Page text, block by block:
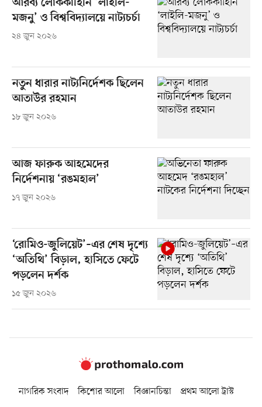
আরব্য লোককাহিনি ‘লাইলি-
মজনু’ ও বিশ্ববিদ্যালয়ে নাট্যচর্চা
২৪ জুন ২০২৬
নতুন ধারার নাট্যনির্দেশক ছিলেন
আতাউর রহমান
১৮ জুন ২০২৬
আজ ফারুক আহমেদের
নির্দেশনায় ‘রঙমহাল’
১৭ জুন ২০২৬
‘রোমিও-জুলিয়েট’–এর শেষ দৃশ্যে
‘অতিথি’ বিড়াল, হাসিতে ফেটে
পড়লেন দর্শক
১৫ জুন ২০২৬
নাগরিক সংবাদ কিশোর আলো বিজ্ঞানচিন্তা
প্রথম আলো ট্রাস্ট